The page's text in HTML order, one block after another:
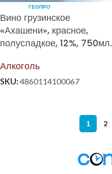
ГЕОПРО
Вино грузинское
«Ахашени», красное,
полусладкое, 12%, 750мл.
Алкоголь
SKU: 4860114100067
1 2